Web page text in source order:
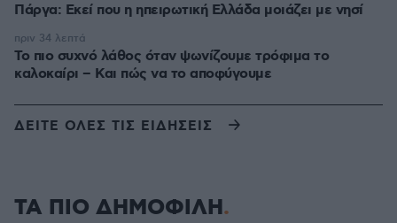
Πάργα: Εκεί που η ηπειρωτική Ελλάδα μοιάζει με νησί
Το πιο συχνό λάθος όταν ψωνίζουμε τρόφιμα το
καλοκαίρι – Και πώς να το αποφύγουμε
πριν 34 λεπτά
ΔΕΙΤΕ ΟΛΕΣ ΤΙΣ ΕΙΔΗΣΕΙΣ
ΤΑ ΠΙΟ ΔΗΜΟΦΙΛΗ